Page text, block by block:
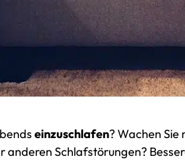
einzuschlafen? Wachen
anderen Schlafstörungen?